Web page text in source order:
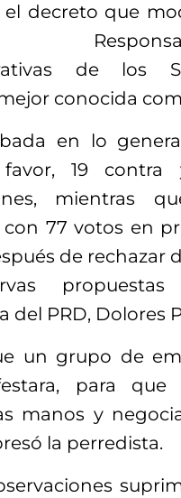
el decreto que
de los
conocida
en lo
19 contra
mientras
77 votos en
de rechazar
del PRD, Dolores
un grupo de
para que
manos y
la perredista.